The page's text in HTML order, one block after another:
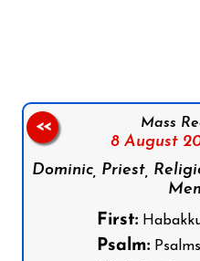
Mass
8 August
Dominic, Priest,
First:
Psalm:Psalms
<<